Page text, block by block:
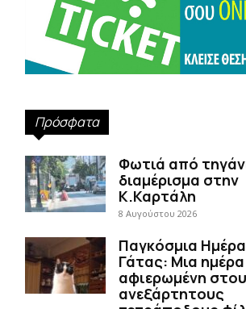
Πρόσφατα
Φωτιά από
διαμέρισμα στην
Κ.Καρτάλη
8 Αυγούστου 2026
Παγκόσμια Ημέρα
Γάτας: Μια ημέρα
αφιερωμένη
ανεξάρτητους